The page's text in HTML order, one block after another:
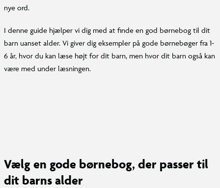
nye ord.
I denne guide hjælper vi dig med at finde en god børnebog til dit
barn uanset alder. Vi giver dig eksempler på gode børnebøger fra 1-
6 år, hvor du kan læse højt for dit barn, men hvor dit barn også kan
være med under læsningen.
Vælg en gode børnebog, der passer til
dit barns alder